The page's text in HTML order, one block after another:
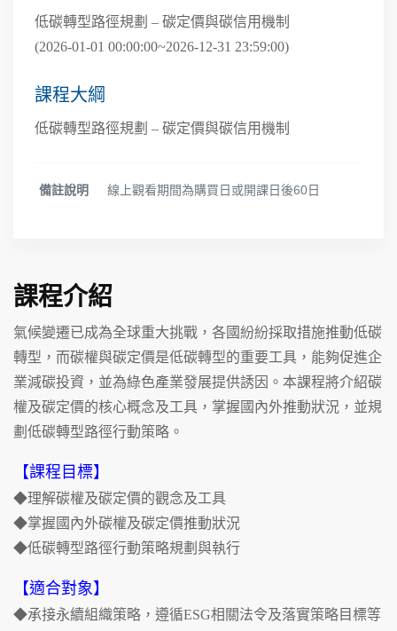
低碳轉型路徑規劃 – 碳定價與碳信用機制
(2026-01-01 00:00:00~2026-12-31 23:59:00)
課程大綱
低碳轉型路徑規劃 – 碳定價與碳信用機制
備註說明 線上觀看期間為購買日或開課日後60日
課程介紹
氣候變遷已成為全球重大挑戰，各國紛紛採取措施推動低碳
轉型，而碳權與碳定價是低碳轉型的重要工具，能夠促進企
業減碳投資，並為綠色產業發展提供誘因。本課程將介紹碳
權及碳定價的核心概念及工具，掌握國內外推動狀況，並規
劃低碳轉型路徑行動策略。
【課程目標】
◆理解碳權及碳定價的觀念及工具
◆掌握國內外碳權及碳定價推動狀況
◆低碳轉型路徑行動策略規劃與執行
【適合對象】
◆承接永續組織策略，遵循ESG相關法令及落實策略目標等